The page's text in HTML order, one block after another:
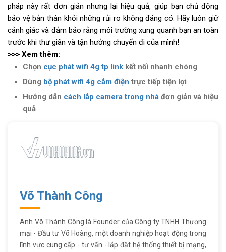
pháp này rất đơn giản nhưng lại hiệu quả, giúp bạn chủ động
bảo vệ bản thân khỏi những rủi ro không đáng có. Hãy luôn giữ
cảnh giác và đảm bảo rằng môi trường xung quanh bạn an toàn
trước khi thư giãn và tận hưởng chuyến đi của mình!
>>> Xem thêm:
Chọn cục phát wifi 4g tp link kết nối nhanh chóng
Dùng bộ phát wifi 4g cắm điện trực tiếp tiện lợi
Hướng dẫn cách lắp camera trong nhà đơn giản và hiệu
quả
Võ Thành Công
Anh Võ Thành Công là Founder của Công ty TNHH Thương
mại - Đầu tư Võ Hoàng, một doanh nghiệp hoạt động trong
lĩnh vực cung cấp - tư vấn - lắp đặt hệ thống thiết bị mạng,